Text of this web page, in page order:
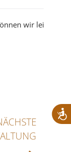
wir leider